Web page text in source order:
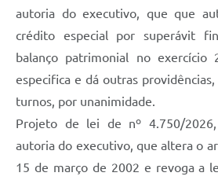
autoria do executivo, que que
crédito especial por superávit
balanço patrimonial no exercício
especifica e dá outras
turnos, por unanimidade.
Projeto de lei de nº 4.750/
autoria do executivo, que altera o
15 de março de 2002 e revoga a